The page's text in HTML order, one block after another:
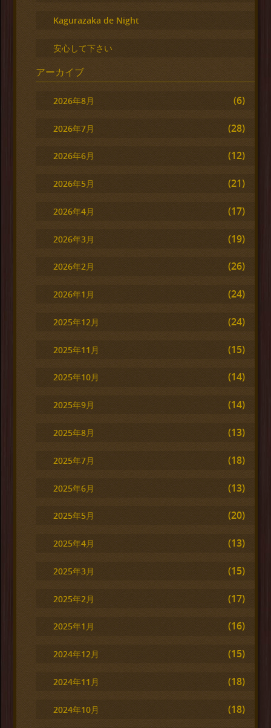
Kagurazaka de Night
安心して下さい
アーカイブ
2026年8月 (6)
2026年7月 (28)
2026年6月 (12)
2026年5月 (21)
2026年4月 (17)
2026年3月 (19)
2026年2月 (26)
2026年1月 (24)
2025年12月 (24)
2025年11月 (15)
2025年10月 (14)
2025年9月 (14)
2025年8月 (13)
2025年7月 (18)
2025年6月 (13)
2025年5月 (20)
2025年4月 (13)
2025年3月 (15)
2025年2月 (17)
2025年1月 (16)
2024年12月 (15)
2024年11月 (18)
2024年10月 (18)